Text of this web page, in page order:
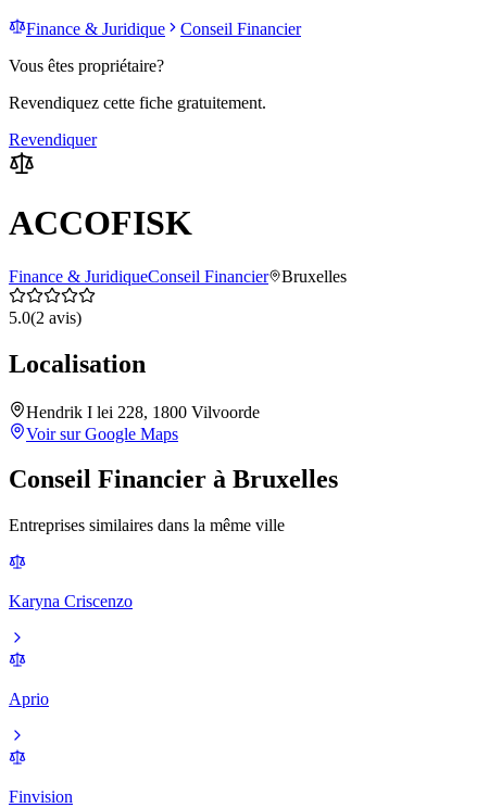
Finance & Juridique
Conseil Financier
Vous êtes propriétaire?
Revendiquez cette fiche gratuitement.
Revendiquer
ACCOFISK
Finance & JuridiqueConseil Financier Bruxelles
5.0(2 avis)
Localisation
Hendrik I lei 228, 1800 Vilvoorde
Voir sur Google Maps
Conseil Financier à Bruxelles
Entreprises similaires dans la même ville
Karyna Criscenzo
Aprio
Finvision